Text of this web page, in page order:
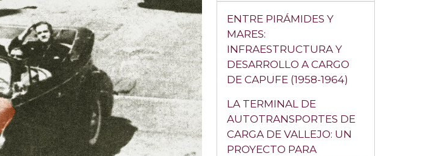
ENTRE PIRÁMIDES Y
MARES:
INFRAESTRUCTURA Y
DESARROLLO A CARGO
DE CAPUFE (1958-1964)
LA TERMINAL DE
AUTOTRANSPORTES DE
CARGA DE VALLEJO: UN
PROYECTO PARA